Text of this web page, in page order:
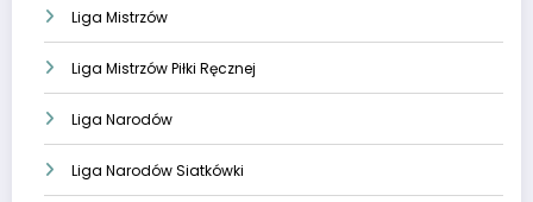
Liga Mistrzów
Liga Mistrzów Piłki Ręcznej
Liga Narodów
Liga Narodów Siatkówki